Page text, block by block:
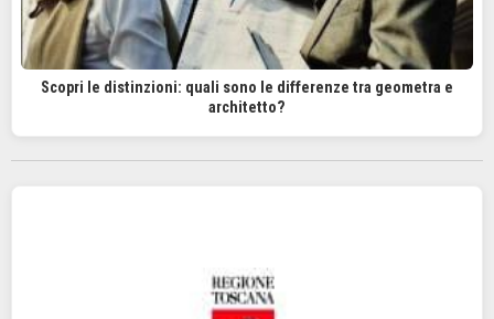
Scopri le distinzioni: quali sono le differenze tra geometra e
architetto?